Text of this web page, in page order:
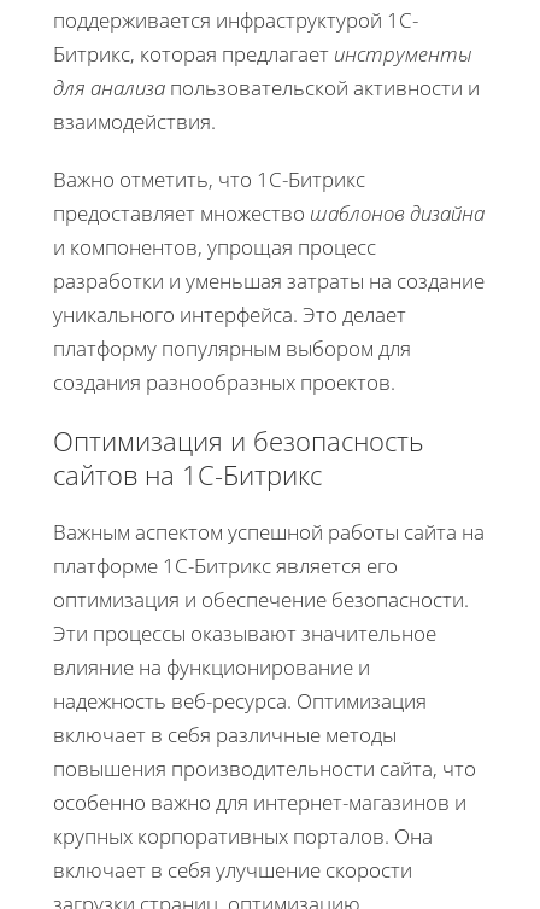
поддерживается инфраструктурой 1С-
Битрикс, которая предлагает инструменты
для анализа пользовательской активности и
взаимодействия.
Важно отметить, что 1С-Битрикс
предоставляет множество шаблонов дизайна
и компонентов, упрощая процесс
разработки и уменьшая затраты на создание
уникального интерфейса. Это делает
платформу популярным выбором для
создания разнообразных проектов.
Оптимизация и безопасность
сайтов на 1С-Битрикс
Важным аспектом успешной работы сайта на
платформе 1С-Битрикс является его
оптимизация и обеспечение безопасности.
Эти процессы оказывают значительное
влияние на функционирование и
надежность веб-ресурса. Оптимизация
включает в себя различные методы
повышения производительности сайта, что
особенно важно для интернет-магазинов и
крупных корпоративных порталов. Она
включает в себя улучшение скорости